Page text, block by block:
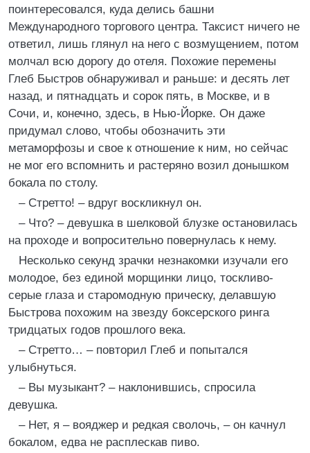
поинтересовался, куда делись башни
Международного торгового центра. Таксист ничего не
ответил, лишь глянул на него с возмущением, потом
молчал всю дорогу до отеля. Похожие перемены
Глеб Быстров обнаруживал и раньше: и десять лет
назад, и пятнадцать и сорок пять, в Москве, и в
Сочи, и, конечно, здесь, в Нью-Йорке. Он даже
придумал слово, чтобы обозначить эти
метаморфозы и свое к отношение к ним, но сейчас
не мог его вспомнить и растеряно возил донышком
бокала по столу.
– Стретто! – вдруг воскликнул он.
– Что? – девушка в шелковой блузке остановилась
на проходе и вопросительно повернулась к нему.
Несколько секунд зрачки незнакомки изучали его
молодое, без единой морщинки лицо, тоскливо-
серые глаза и старомодную прическу, делавшую
Быстрова похожим на звезду боксерского ринга
тридцатых годов прошлого века.
– Стретто… – повторил Глеб и попытался
улыбнуться.
– Вы музыкант? – наклонившись, спросила
девушка.
– Нет, я – вояджер и редкая сволочь, – он качнул
бокалом, едва не расплескав пиво.